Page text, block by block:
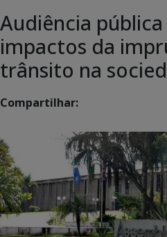
Audiência
impactos da
trânsito na
Compartilhar: